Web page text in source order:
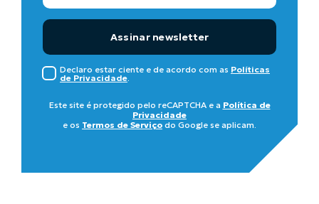
Assinar newsletter
Declaro estar ciente e de acordo com as Políticas
de Privacidade.
Este site é protegido pelo reCAPTCHA e a Política de
Privacidade
e os Termos de Serviço do Google se aplicam.